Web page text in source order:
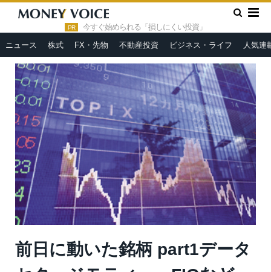
PR 今すぐ始められる「損しにくい投資」
ニュース 株式 FX・先物 不動産投資 ビジネス・ライフ 人気連
HOME » 市況ヘッドライン
前日に動いた銘柄 part1データセ
ク、ジモティー、FIGなど
前日に動いた銘柄 part1データ